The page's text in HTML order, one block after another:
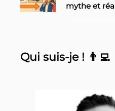
mythe et
Qui suis-je ! 👨‍💻